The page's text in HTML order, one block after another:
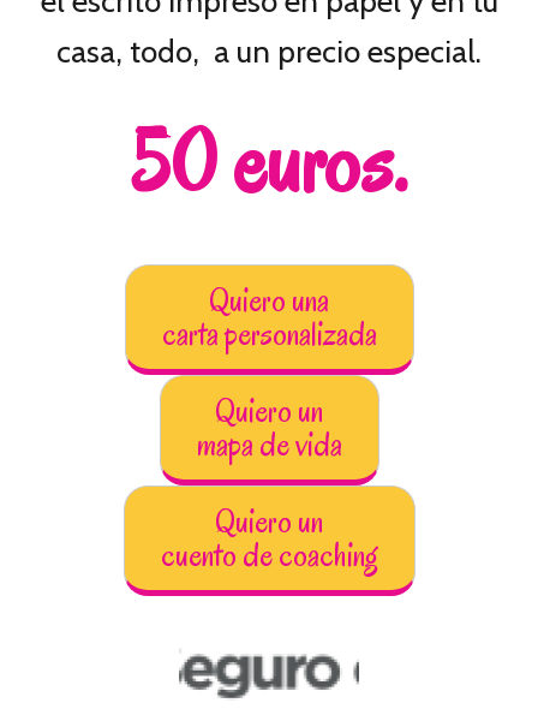
casa, todo, a un precio especial.
50 euros.
Quiero una
carta personalizada
Quiero un
mapa de vida
Quiero un
cuento de coaching